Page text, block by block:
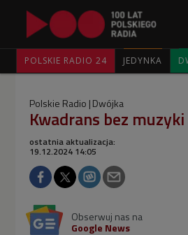
POLSKIE RADIO 24 JEDYNKA
Polskie Radio Dwójka
Kwadrans bez muzyki
ostatnia aktualizacja:
19.12.2024 14:05
Obserwuj nas na
Google News